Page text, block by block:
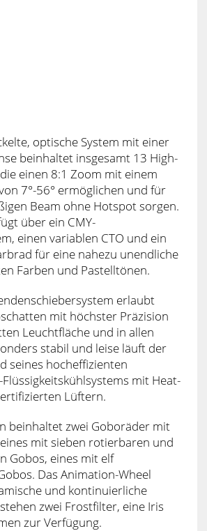
optische System mit einer
beinhaltet insgesamt 13 High-
einen 8:1 Zoom mit einem
7°-56° ermöglichen und für
Beam ohne Hotspot sorgen.
über ein CMY-
einen variablen CTO und ein
für eine nahezu unendliche
Farben und Pastelltönen.
erlaubt
mit höchster Präzision
Leuchtfläche und in allen
stabil und leise läuft der
seines hocheffizienten
Flüssigkeitskühlsystems mit Heat-
Lüftern.
beinhaltet zwei Goboräder mit
mit sieben rotierbaren und
Gobos, eines mit elf
Das Animation-Wheel
und kontinuierliche
zwei Frostfilter, eine Iris
zur Verfügung.